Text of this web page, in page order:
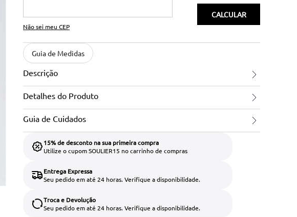
Não sei meu CEP
Guia de Medidas
Descrição
Detalhes do Produto
Guia de Cuidados
15% de desconto na sua primeira compra
Utilize o cupom SOULIER15 no carrinho de compras
Entrega Expressa
Seu pedido em até 24 horas. Verifique a disponibilidade.
Troca e Devolução
Seu pedido em até 24 horas. Verifique a disponibilidade.